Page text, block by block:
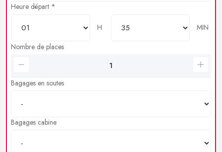
Heure départ *
H
MIN
Nombre de places
Bagages en soutes
Bagages cabine